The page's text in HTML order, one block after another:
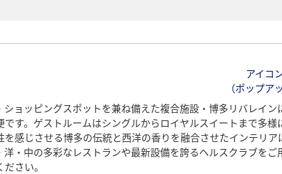
アイコ
（ポップア
ショッピングスポットを兼ね備えた複合施設・博多リバレイ
す。ゲストルームはシングルからロイヤルスイートまで多様
を感じさせる博多の伝統と西洋の香りを融合させたインテリ
洋・中の多彩なレストランや最新設備を誇るヘルスクラブを
さい。